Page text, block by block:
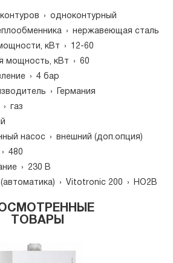
›
одноконтурный
›
нержавеющая сталь
кВт ›
12-60
мощность, кВт ›
60
›
4 бар
›
Германия
›
газ
насос ›
внешний (доп.опция)
›
480
›
230 В
› Vitotronic 200 › HO2B
ТОВАРЫ